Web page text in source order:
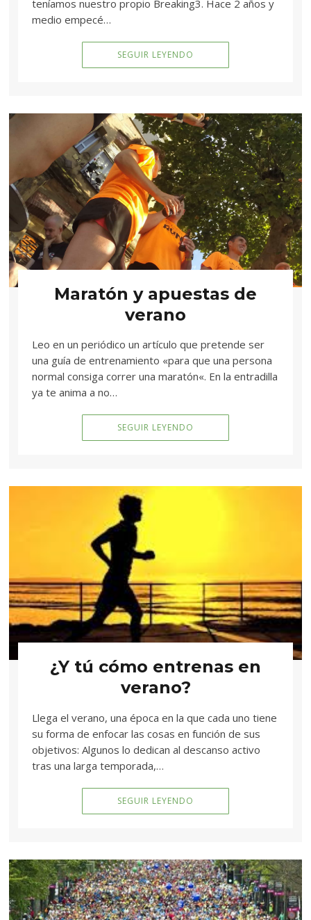
teníamos nuestro propio Breaking3. Hace 2 años y
medio empecé…
SEGUIR LEYENDO
Maratón y apuestas de
verano
Leo en un periódico un artículo que pretende ser
una guía de entrenamiento «para que una persona
normal consiga correr una maratón«. En la entradilla
ya te anima a no…
SEGUIR LEYENDO
¿Y tú cómo entrenas en
verano?
Llega el verano, una época en la que cada uno tiene
su forma de enfocar las cosas en función de sus
objetivos: Algunos lo dedican al descanso activo
tras una larga temporada,…
SEGUIR LEYENDO